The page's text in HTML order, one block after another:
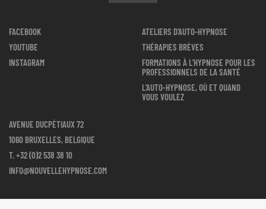
FACEBOOK
YOUTUBE
INSTAGRAM
ATELIERS D'AUTO-HYPNOSE
THÉRAPIES BRÈVES
FORMATIONS À L'HYPNOSE POUR LES
PROFESSIONNELS DE LA SANTÉ
L'AUTO-HYPNOSE, OÙ ET QUAND
VOUS VOULEZ
AVENUE DUCPÉTIAUX 72
1060 BRUXELLES, BELGIQUE
T.+32 (0)2 538 38 10
INFO@NOUVELLEHYPNOSE.COM